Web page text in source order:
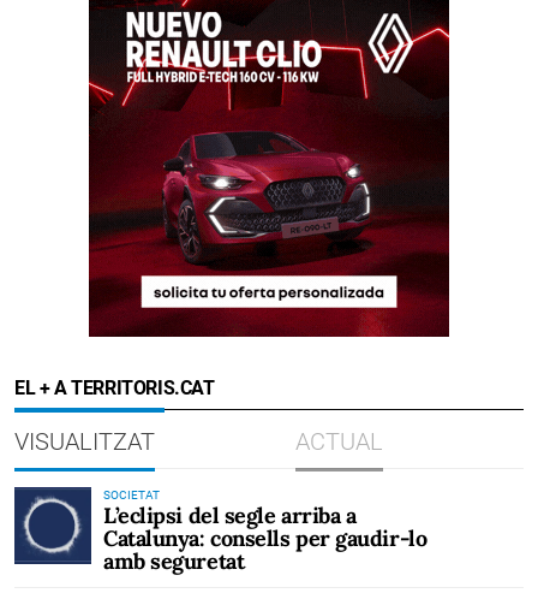
EL + A TERRITORIS.CAT
VISUALITZAT ACTUAL
SOCIETAT
L’eclipsi del segle arriba a
Catalunya: consells per gaudir-lo
amb seguretat